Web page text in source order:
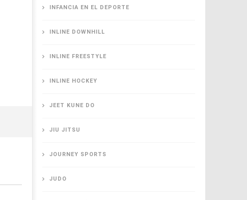
INFANCIA EN EL DEPORTE
INLINE DOWNHILL
INLINE FREESTYLE
INLINE HOCKEY
JEET KUNE DO
JIU JITSU
JOURNEY SPORTS
JUDO